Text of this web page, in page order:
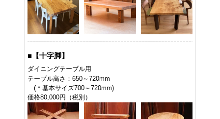
■ 【十字脚】
ダイニングテーブル用
テーブル高さ：650～720mm
(＊基本サイズ700～720mm)
価格80,000円（税別）